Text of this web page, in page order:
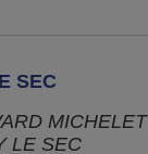
SEC
MICHELET
LE SEC